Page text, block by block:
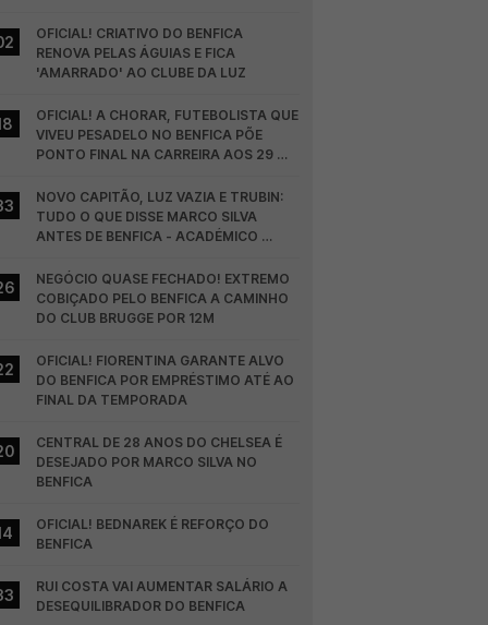
OFICIAL! CRIATIVO DO BENFICA
RENOVA PELAS ÁGUIAS E FICA
'AMARRADO' AO CLUBE DA LUZ
OFICIAL! A CHORAR, FUTEBOLISTA QUE
VIVEU PESADELO NO BENFICA PÕE
PONTO FINAL NA CARREIRA AOS 29
NOVO CAPITÃO, LUZ VAZIA E TRUBIN:
TUDO O QUE DISSE MARCO SILVA
ANTES DE BENFICA - ACADÉMICO
NEGÓCIO QUASE FECHADO! EXTREMO
COBIÇADO PELO BENFICA A CAMINHO
DO CLUB BRUGGE POR 12M
OFICIAL! FIORENTINA GARANTE ALVO
DO BENFICA POR EMPRÉSTIMO ATÉ AO
FINAL DA TEMPORADA
CENTRAL DE 28 ANOS DO CHELSEA É
DESEJADO POR MARCO SILVA NO
BENFICA
OFICIAL! BEDNAREK É REFORÇO DO
BENFICA
RUI COSTA VAI AUMENTAR SALÁRIO A
DESEQUILIBRADOR DO BENFICA